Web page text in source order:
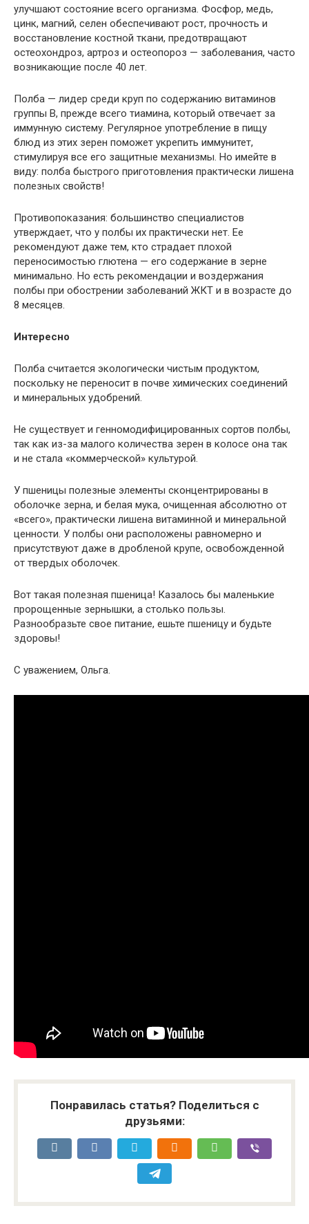
улучшают состояние всего организма. Фосфор, медь,
цинк, магний, селен обеспечивают рост, прочность и
восстановление костной ткани, предотвращают
остеохондроз, артроз и остеопороз — заболевания, часто
возникающие после 40 лет.
Полба — лидер среди круп по содержанию витаминов
группы В, прежде всего тиамина, который отвечает за
иммунную систему. Регулярное употребление в пищу
блюд из этих зерен поможет укрепить иммунитет,
стимулируя все его защитные механизмы. Но имейте в
виду: полба быстрого приготовления практически лишена
полезных свойств!
Противопоказания: большинство специалистов
утверждает, что у полбы их практически нет. Ее
рекомендуют даже тем, кто страдает плохой
переносимостью глютена — его содержание в зерне
минимально. Но есть рекомендации и воздержания
полбы при обострении заболеваний ЖКТ и в возрасте до
8 месяцев.
Интересно
Полба считается экологически чистым продуктом,
поскольку не переносит в почве химических соединений
и минеральных удобрений.
Не существует и генномодифицированных сортов полбы,
так как из-за малого количества зерен в колосе она так
и не стала «коммерческой» культурой.
У пшеницы полезные элементы сконцентрированы в
оболочке зерна, и белая мука, очищенная абсолютно от
«всего», практически лишена витаминной и минеральной
ценности. У полбы они расположены равномерно и
присутствуют даже в дробленой крупе, освобожденной
от твердых оболочек.
Вот такая полезная пшеница! Казалось бы маленькие
пророщенные зернышки, а столько пользы.
Разнообразьте свое питание, ешьте пшеницу и будьте
здоровы!
С уважением, Ольга.
Понравилась статья? Поделиться с
друзьями: